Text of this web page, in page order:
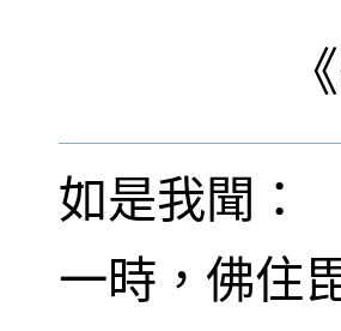
《
如是我聞：
一時，佛住